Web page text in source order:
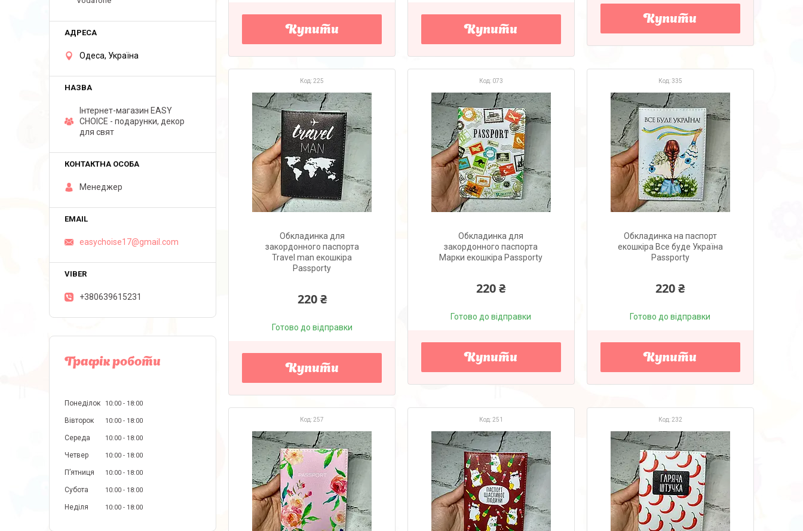
Купити Купити
Купити
225
Обкладинка для
закордонного паспорта
Travel man екошкіра
Passporty
220 ₴
Готово до відправки
Купити
073
Обкладинка для
закордонного паспорта
Марки екошкіра Passporty
220 ₴
Готово до відправки
Купити
335
Обкладинка на паспорт
екошкіра Все буде Україна
Passporty
220 ₴
Готово до відправки
Купити
257 251 232
Одеса, Україна
Інтернет-магазин EASY
CHOICE - подарунки, декор
для свят
Менеджер
easychoise17@gmail.com
+380639615231
Графік роботи
Понеділок 10:00 18:00
Вівторок 10:00 18:00
Середа 10:00 18:00
Четвер 10:00 18:00
Пʼятниця 10:00 18:00
Субота 10:00 18:00
Неділя 10:00 18:00